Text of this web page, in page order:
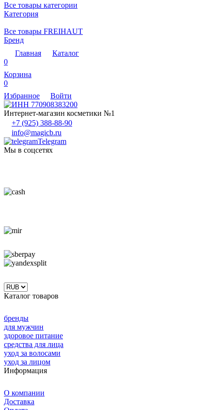
Все товары категории
Категория
Все товары FREIHAUT
Бренд
Главная
Каталог
0
Корзина
0
Избранное
Войти
Интернет-магазин косметики №1
+7 (925) 388-88-90
info@magicb.ru
Telegram
Мы в соцсетях
Каталог товаров
бренды
для мужчин
здоровое питание
средства для лица
уход за волосами
уход за лицом
Информация
О компании
Доставка